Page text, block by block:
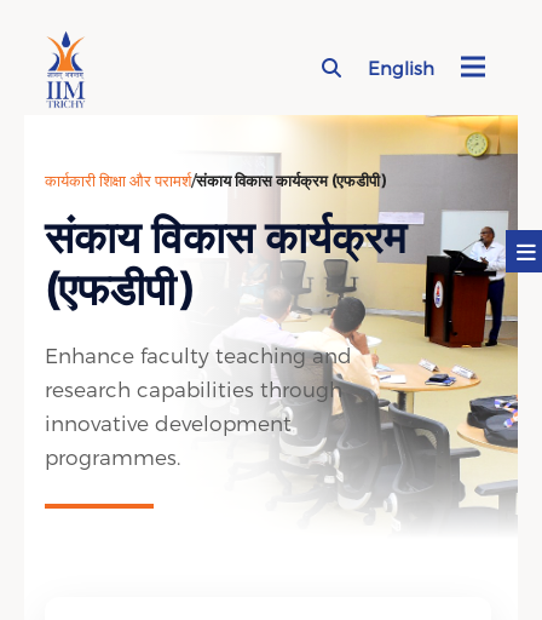
English
कार्यकारी शिक्षा और परामर्श/संकाय विकास कार्यक्रम (एफडीपी)
संकाय विकास कार्यक्रम
(एफडीपी)
Enhance faculty teaching and
research capabilities through
innovative development
programmes.